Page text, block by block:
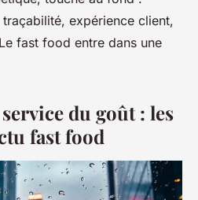
expérience client,
fast food entre dans une
du goût : les
fast food